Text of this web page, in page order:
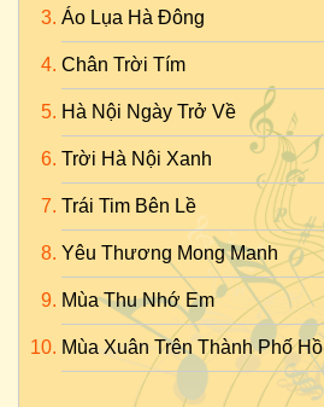
Áo Lụa Hà Đông
Chân Trời Tím
Hà Nội Ngày Trở Về
Trời Hà Nội Xanh
Trái Tim Bên Lề
Yêu Thương Mong Manh
Mùa Thu Nhớ Em
Mùa Xuân Trên Thành Phố